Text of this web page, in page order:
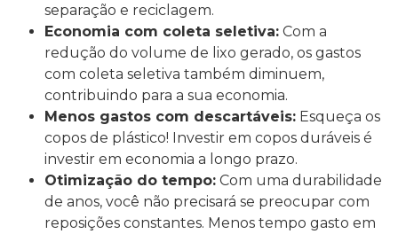
separação e reciclagem.
Economia com coleta seletiva: Com a
redução do volume de lixo gerado, os gastos
com coleta seletiva também diminuem,
contribuindo para a sua economia.
Menos gastos com descartáveis: Esqueça os
copos de plástico! Investir em copos duráveis é
investir em economia a longo prazo.
Otimização do tempo: Com uma durabilidade
de anos, você não precisará se preocupar com
reposições constantes. Menos tempo gasto em